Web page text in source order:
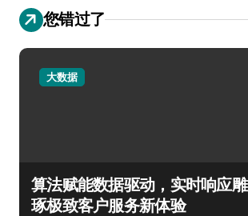
您错过了
大数据
算法赋能数据驱动，实时响应雕
琢极致客户服务新体验